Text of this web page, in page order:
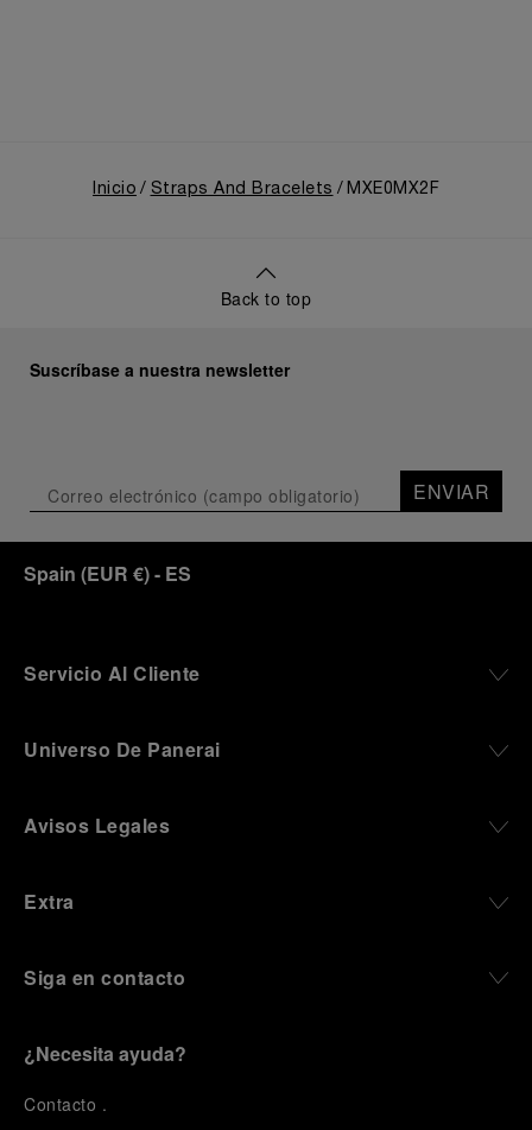
Inicio Straps And Bracelets MXE0MX2F
Back to top
Suscríbase a nuestra newsletter
ENVIAR
Spain (EUR €)- ES
Servicio Al Cliente
Universo De Panerai
Avisos Legales
Extra
Siga en contacto
¿Necesita ayuda?
Contacto .